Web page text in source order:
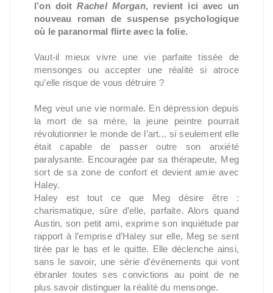
l’on doitRachel Morgan, revient ici avec un
nouveau roman de suspense psychologique
où le paranormal flirte avec la folie.
Vaut-il mieux vivre une vie parfaite tissée de
mensonges ou accepter une réalité si atroce
qu’elle risque de vous détruire ?
Meg veut une vie normale. En dépression depuis
la mort de sa mère, la jeune peintre pourrait
révolutionner le monde de l’art... si seulement elle
était capable de passer outre son anxiété
paralysante. Encouragée par sa thérapeute, Meg
sort de sa zone de confort et devient amie avec
Haley.
Haley est tout ce que Meg désire être :
charismatique, sûre d’elle, parfaite. Alors quand
Austin, son petit ami, exprime son inquiétude par
rapport à l’emprise d’Haley sur elle, Meg se sent
tirée par le bas et le quitte. Elle déclenche ainsi,
sans le savoir, une série d'événements qui vont
ébranler toutes ses convictions au point de ne
plus savoir distinguer la réalité du mensonge.